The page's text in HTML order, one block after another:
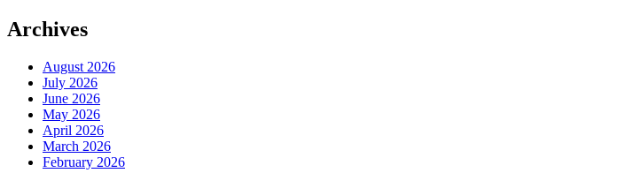
Archives
August 2026
July 2026
June 2026
May 2026
April 2026
March 2026
February 2026